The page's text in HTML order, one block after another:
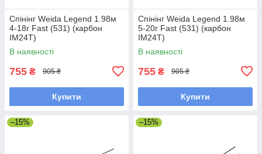
Спінінг Weida Legend 1.98м
4-18г Fast (531) (карбон
IM24T)
В наявності
755 ₴ 905 ₴
Купити
Спінінг Weida Legend 1.98м
5-20г Fast (531) (карбон
IM24T)
В наявності
755 ₴ 905 ₴
Купити
–15% –15%